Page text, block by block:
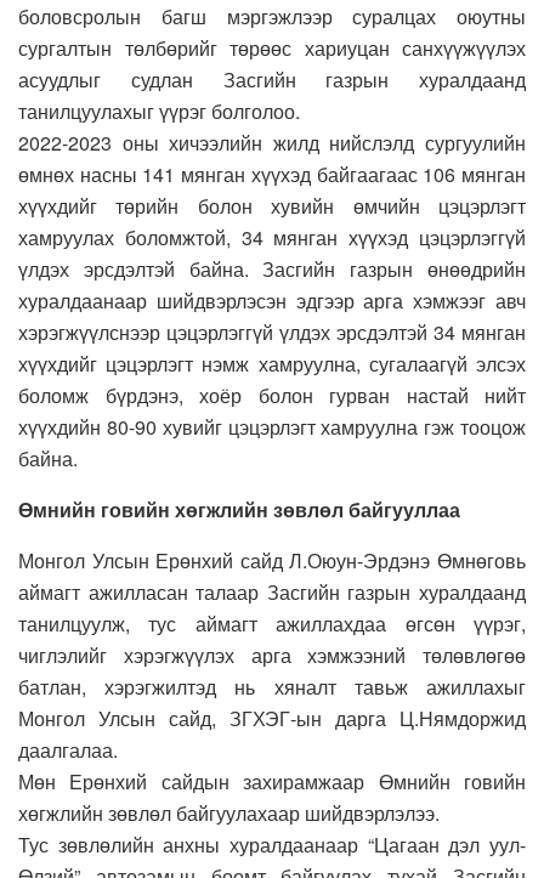
боловсролын багш мэргэжлээр суралцах оюутны
сургалтын төлбөрийг төрөөс хариуцан санхүүжүүлэх
асуудлыг судлан Засгийн газрын хуралдаанд
танилцуулахыг үүрэг болголоо.
2022-2023 оны хичээлийн жилд нийслэлд сургуулийн
өмнөх насны 141 мянган хүүхэд байгаагаас 106 мянган
хүүхдийг төрийн болон хувийн өмчийн цэцэрлэгт
хамруулах боломжтой, 34 мянган хүүхэд цэцэрлэггүй
үлдэх эрсдэлтэй байна. Засгийн газрын өнөөдрийн
хуралдаанаар шийдвэрлэсэн эдгээр арга хэмжээг авч
хэрэгжүүлснээр цэцэрлэггүй үлдэх эрсдэлтэй 34 мянган
хүүхдийг цэцэрлэгт нэмж хамруулна, сугалаагүй элсэх
боломж бүрдэнэ, хоёр болон гурван настай нийт
хүүхдийн 80-90 хувийг цэцэрлэгт хамруулна гэж тооцож
байна.
Өмнийн говийн хөгжлийн зөвлөл байгууллаа
Монгол Улсын Ерөнхий сайд Л.Оюун-Эрдэнэ Өмнөговь
аймагт ажилласан талаар Засгийн газрын хуралдаанд
танилцуулж, тус аймагт ажиллахдаа өгсөн үүрэг,
чиглэлийг хэрэгжүүлэх арга хэмжээний төлөвлөгөө
батлан, хэрэгжилтэд нь хяналт тавьж ажиллахыг
Монгол Улсын сайд, ЗГХЭГ-ын дарга Ц.Нямдоржид
даалгалаа.
Мөн Ерөнхий сайдын захирамжаар Өмнийн говийн
хөгжлийн зөвлөл байгуулахаар шийдвэрлэлээ.
Тус зөвлөлийн анхны хуралдаанаар “Цагаан дэл уул-